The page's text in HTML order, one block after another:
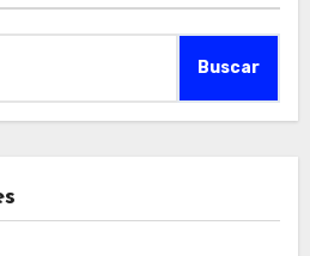
Buscar